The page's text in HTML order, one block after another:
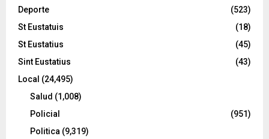
Deporte
(523)
St Eustatuis
(18)
St Eustatius
(45)
Sint Eustatius
(43)
Local (24,495)
Salud (1,008)
Policial
(951)
Politica (9,319)